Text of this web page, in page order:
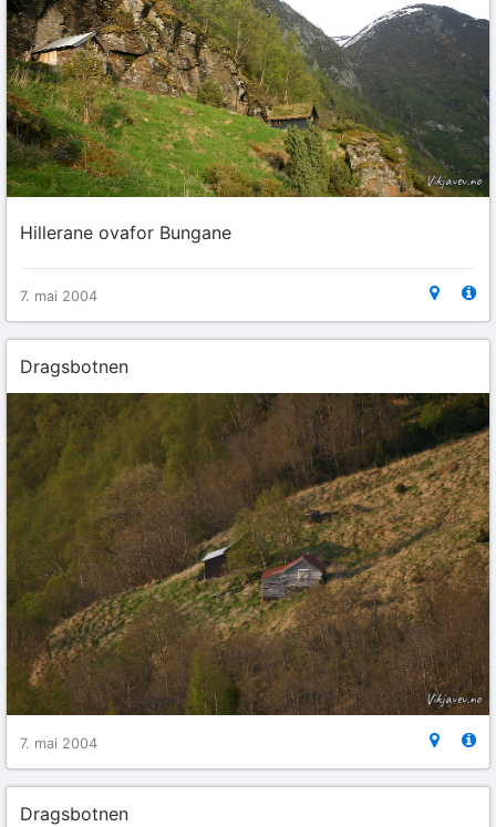
Hillerane ovafor Bungane
7. mai 2004
Dragsbotnen
7. mai 2004
Dragsbotnen